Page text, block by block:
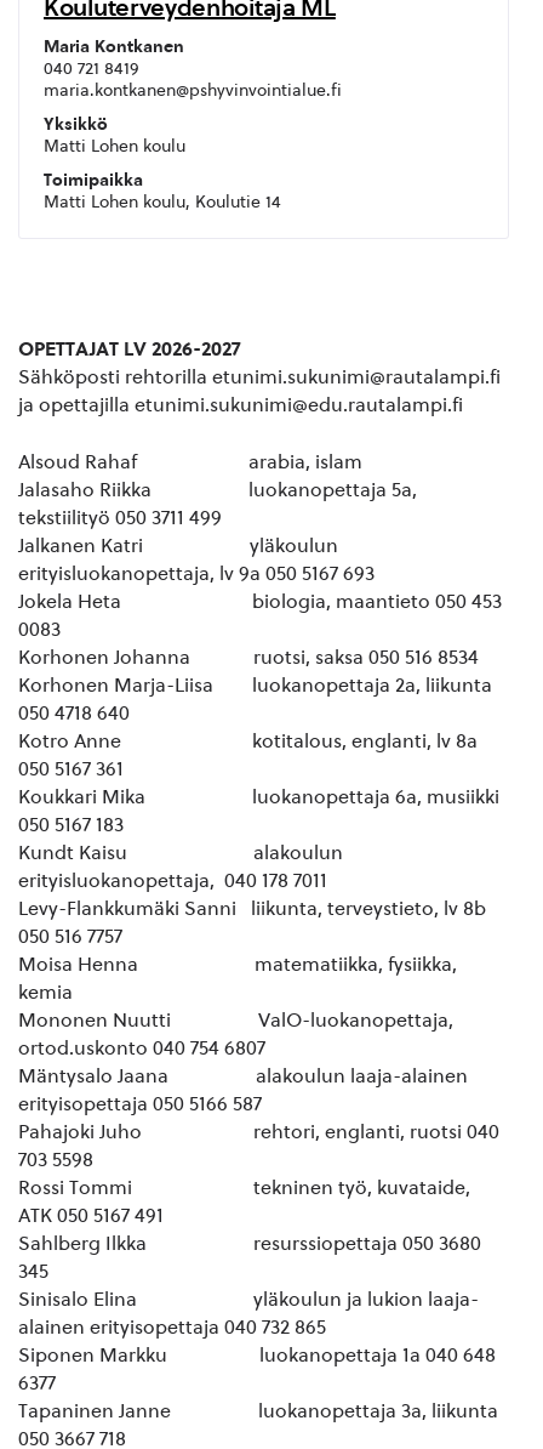
Kouluterveydenhoitaja ML
Maria Kontkanen
040 721 8419
maria.kontkanen@pshyvinvointialue.fi
Yksikkö
Matti Lohen koulu
Toimipaikka
Matti Lohen koulu, Koulutie 14
OPETTAJAT LV 2026-2027
Sähköposti rehtorilla etunimi.sukunimi@rautalampi.fi
ja opettajilla etunimi.sukunimi@edu.rautalampi.fi
Alsoud Rahaf arabia, islam
Jalasaho Riikka luokanopettaja 5a,
tekstiilityö 050 3711 499
Jalkanen Katri yläkoulun
erityisluokanopettaja, lv 9a 050 5167 693
Jokela Heta biologia, maantieto 050 453
0083
Korhonen Johanna ruotsi, saksa 050 516 8534
Korhonen Marja-Liisa luokanopettaja 2a, liikunta
050 4718 640
Kotro Anne kotitalous, englanti, lv 8a
050 5167 361
Koukkari Mika luokanopettaja 6a, musiikki
050 5167 183
Kundt Kaisu alakoulun
erityisluokanopettaja, 040 178 7011
Levy-Flankkumäki Sanni liikunta, terveystieto, lv 8b
050 516 7757
Moisa Henna matematiikka, fysiikka,
kemia
Mononen Nuutti ValO-luokanopettaja,
ortod.uskonto 040 754 6807
Mäntysalo Jaana alakoulun laaja-alainen
erityisopettaja 050 5166 587
Pahajoki Juho rehtori, englanti, ruotsi 040
703 5598
Rossi Tommi tekninen työ, kuvataide,
ATK 050 5167 491
Sahlberg Ilkka resurssiopettaja 050 3680
345
Sinisalo Elina yläkoulun ja lukion laaja-
alainen erityisopettaja 040 732 865
Siponen Markku luokanopettaja 1a 040 648
6377
Tapaninen Janne luokanopettaja 3a, liikunta
050 3667 718